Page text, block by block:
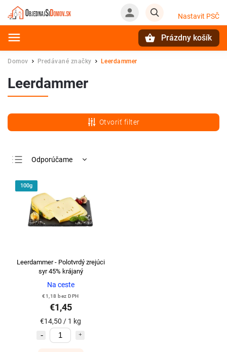
Nastavit PSČ
Prázdny košík
Domov / Predávané značky / Leerdammer
Leerdammer
Otvoriť filter
Odporúčame
Najdrahšie
Najpredávanejšie
Abecedne
100g
Leerdammer - Polotvrdý zrejúci
syr 45% krájaný
Na ceste
€1,18 bez DPH
€1,45
€14,50 / 1 kg